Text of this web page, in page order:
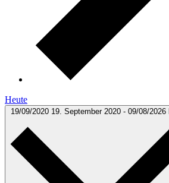
Heute
19/09/2020 19. September 2020 - 09/08/2026